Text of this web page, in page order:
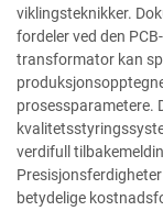
viklingsteknikker.
fordeler ved den
transformator kan
prosessparametere.
verdifull
betydelige